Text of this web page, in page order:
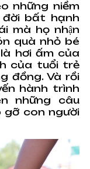
những niềm
đời bất hạnh
mà họ nhận
quà nhỏ bé
hơi ấm của
của tuổi trẻ
đồng. Và rồi
hành trình
những câu
gỡ con người